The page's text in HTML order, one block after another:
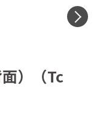
）（Tc